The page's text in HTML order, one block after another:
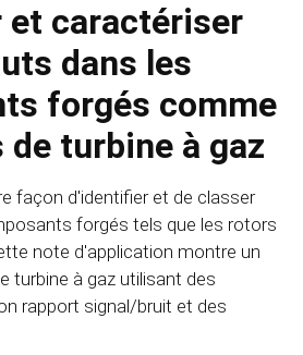
et caractériser
dans les
forgés comme
turbine à gaz
façon d'identifier et de classer
forgés tels que les rotors
note d'application montre un
turbine à gaz utilisant des
rapport signal/bruit et des